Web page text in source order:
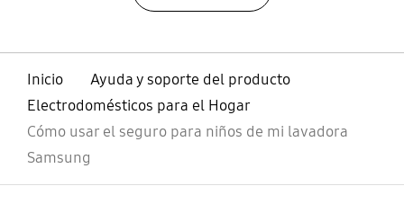
Inicio
Ayuda y soporte del producto
Electrodomésticos para el Hogar
Cómo usar el seguro para niños de mi lavadora
Samsung